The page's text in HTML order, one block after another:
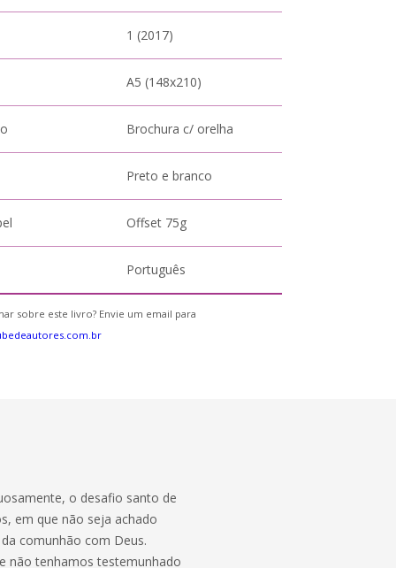
1 (2017)
A5 (148x210)
Brochura c/ orelha
Preto e branco
Offset 75g
Português
sobre este livro? Envie um email para
o desafio santo de
em que não seja achado
comunhão com Deus.
não tenhamos testemunhado